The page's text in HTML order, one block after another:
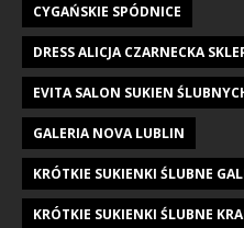
CYGAŃSKIE SPÓDNICE
DRESS ALICJA CZARNECKA
EVITA SALON SUKIEN
GALERIA NOVA LUBLIN
KRÓTKIE SUKIENKI ŚLUBNE
KRÓTKIE SUKIENKI ŚLUBNE